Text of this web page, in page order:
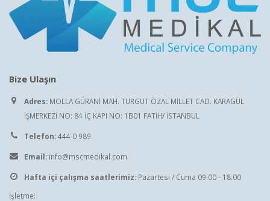
Bize Ulaşın
Adres: MOLLA GÜRANİ MAH. TURGUT ÖZAL MİLLET CAD. KARAGÜL
İŞMERKEZİ NO: 84 İÇ KAPI NO: 1B01 FATİH/ İSTANBUL
Telefon:444 0 989
Email: info@mscmedikal.com
Hafta içi çalışma saatlerimiz: Pazartesi / Cuma 09.00 - 18.00
İşletme: